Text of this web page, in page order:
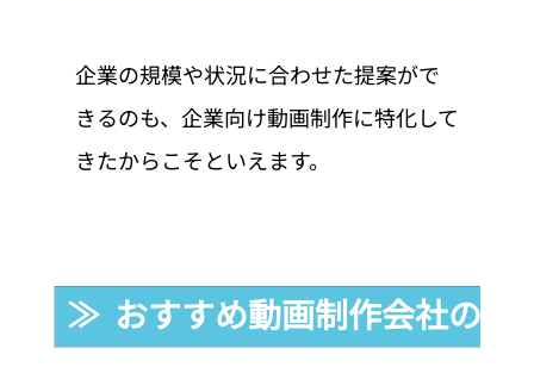
企業の規模や状況に合わせた提案がで
きるのも、企業向け動画制作に特化して
きたからこそといえます。
≫  おすすめ動画制作会社の選